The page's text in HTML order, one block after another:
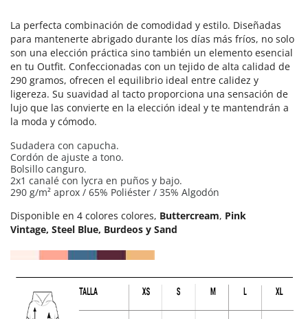
La perfecta combinación de comodidad y estilo. Diseñadas
para mantenerte abrigado durante los días más fríos, no solo
son una elección práctica sino también un elemento esencial
en tu Outfit. Confeccionadas con un tejido de alta calidad de
290 gramos, ofrecen el equilibrio ideal entre calidez y
ligereza. Su suavidad al tacto proporciona una sensación de
lujo que las convierte en la elección ideal y te mantendrán a
la moda y cómodo.
Sudadera con capucha.
Cordón de ajuste a tono.
Bolsillo canguro.
2x1 canalé con lycra en puños y bajo.
290 g/m² aprox / 65% Poliéster / 35% Algodón
Disponible en 4 colores colores, Buttercream, Pink
Vintage, Steel Blue, Burdeos y Sand